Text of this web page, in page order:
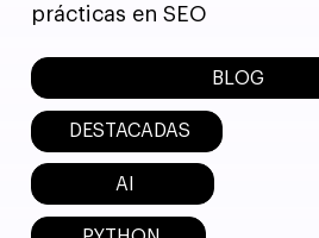
prácticas en SEO
BLOG
DESTACADAS
AI